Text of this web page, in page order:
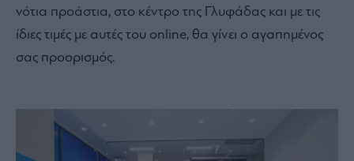
νότια προάστια, στο κέντρο της Γλυφάδας και με τις
ίδιες τιμές με αυτές του online, θα γίνει ο αγαπημένος
σας προορισμός.